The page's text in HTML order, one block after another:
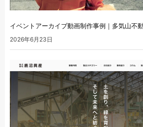
イベントアーカイブ動画制作事例｜多気山不
2026年6月23日